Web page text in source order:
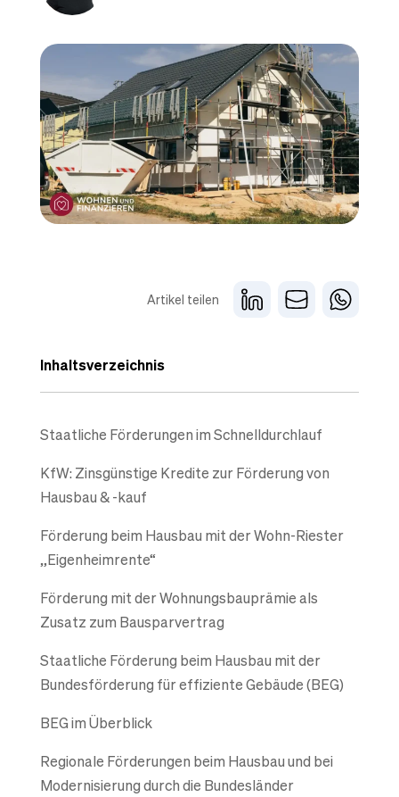
Artikel teilen
Inhaltsverzeichnis
Staatliche Förderungen im Schnelldurchlauf
KfW: Zinsgünstige Kredite zur Förderung von
Hausbau & -kauf
Förderung beim Hausbau mit der Wohn-Riester
„Eigenheimrente“
Förderung mit der Wohnungsbauprämie als
Zusatz zum Bausparvertrag
Staatliche Förderung beim Hausbau mit der
Bundesförderung für effiziente Gebäude (BEG)
BEG im Überblick
Regionale Förderungen beim Hausbau und bei
Modernisierung durch die Bundesländer